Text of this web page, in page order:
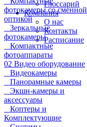
Глоссарий
Компания
О нас
Контакты
Расписание
фотокамеры со сменной
оптикой
Зеркальные
фотокамеры
Компактные
фотоаппараты
02 Видео оборудование
Видеокамеры
Панорамные камеры
Экшн-камеры и
аксессуары
Коптеры и
Комплектующие